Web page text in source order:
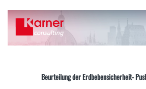
Beurteilung der Erdbebensicherheit-